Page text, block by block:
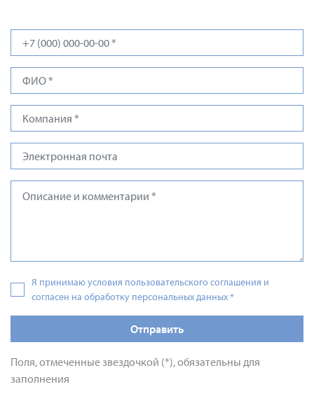
Я принимаю условия пользовательского соглашения и
согласен на обработку персональных данных*
Отправить
Поля, отмеченные звездочкой (*), обязательны для
заполнения